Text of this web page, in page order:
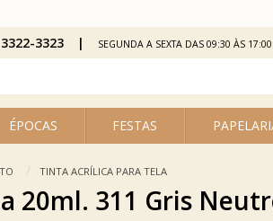
ÉPOCAS FESTAS
3323 SEGUNDA A SEXTA DAS 09:30 ÀS 17:00
TINTA ACRÍLICA PARA TELA
20ml. 311 Gris